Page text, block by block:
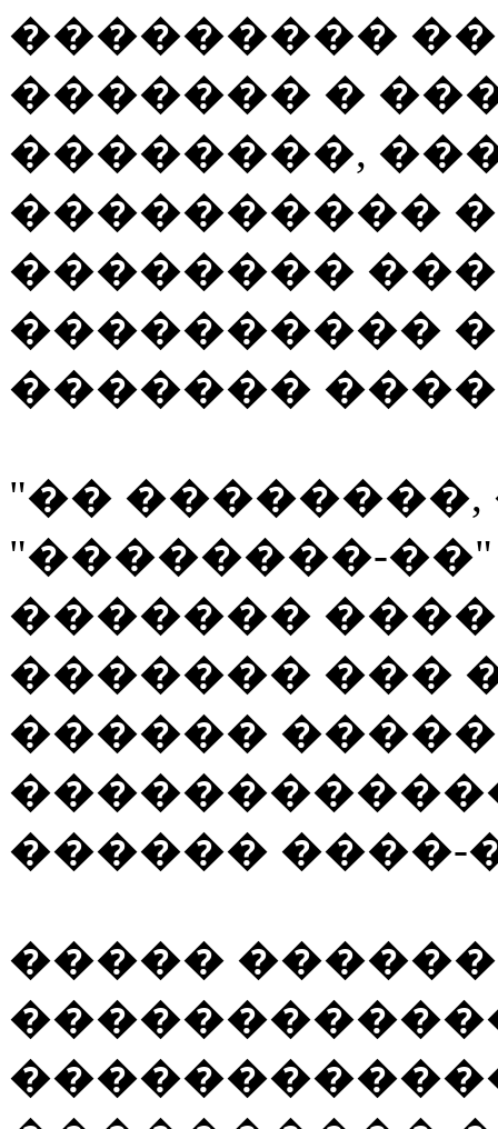
���������
������� �
��������,
����������
��������
����������
�������
"�� ��������,
"��������-
�������
������� ���
������
������ ����-
�����